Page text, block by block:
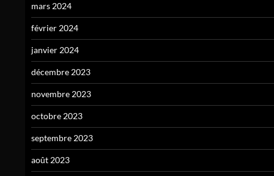
mars 2024
février 2024
janvier 2024
décembre 2023
novembre 2023
octobre 2023
septembre 2023
août 2023